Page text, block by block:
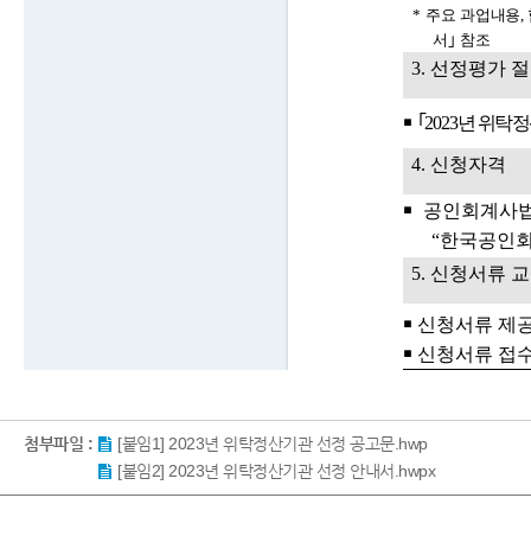
첨부파일 :
[붙임1] 2023년 위탁정산기관 선정 공고문.hwp
[붙임2] 2023년 위탁정산기관 선정 안내서.hwpx